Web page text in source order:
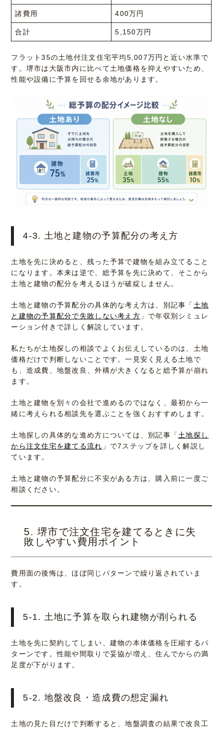
諸費用 400万円
合計 5,150万円
フラット35の土地付注文住宅平均5,007万円と近い水準で
す。堺市は大阪市内に比べて土地価格を抑えやすいため、
性能や設備に予算を回せる余地があります。
4-3. 土地と建物の予算配分の考え方
土地を先に決めると、残った予算で建物を組み立てること
になります。本来は逆で、総予算を先に決めて、そこから
土地と建物の配分を考えるほうが破綻しません。
土地と建物の予算配分の具体的な考え方は、別記事「 土地
と建物の予算配分で失敗しない考え方 」で年収別シミュレ
ーション付きで詳しく解説しています。
私たちが土地探しの相談でよくお伝えしているのは、土地
価格だけで判断しないことです。一見安く見える土地で
も、造成費、地盤改良、外構が大きくなると総予算が崩れ
ます。
土地と建物を別々の会社で進めるのではなく、最初から一
緒に考えられる相談先を選ぶことを強くおすすめします。
土地探しの具体的な進め方については、別記事「 土地探し
から注文住宅を建てる流れ 」で7ステップを詳しく解説し
ています。
土地と建物の予算配分に不安がある方は、購入前に一度ご
相談ください。
5. 堺市で注文住宅を建てるときに失
敗しやすい費用ポイント
費用面の後悔は、ほぼ同じパターンで繰り返されていま
す。
5-1. 土地に予算を取られ建物が削られる
土地を先に契約してしまい、建物の本体価格を圧縮するパ
ターンです。性能や間取りで妥協が増え、住んでからの満
足度が下がります。
5-2. 地盤改良・造成費の想定漏れ
土地の見た目だけで判断すると、地盤調査の結果で改良工